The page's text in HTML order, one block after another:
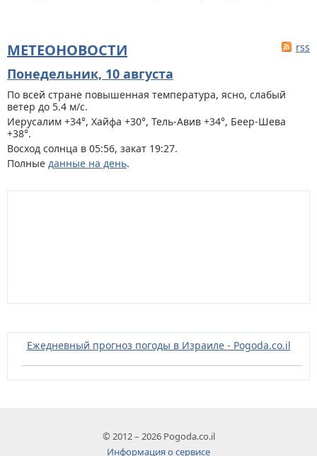
МЕТЕОНОВОСТИ rss
Понедельник, 10 августа
По всей стране повышенная температура, ясно, слабый
ветер до 5.4 м/с.
Иерусалим +34°, Хайфа +30°, Тель-Авив +34°, Беер-Шева
+38°.
Восход солнца в 05:56, закат 19:27.
Полные данные на день.
Ежедневный прогноз погоды в Израиле - Pogoda.co.il
© 2012 – 2026 Pogoda.co.il
Информация о сервисе